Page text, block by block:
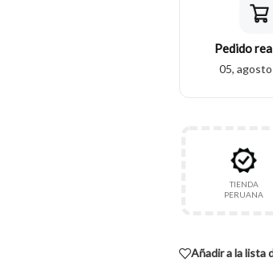
Pedido
05,
TIENDA
PERUANA
Añadir a la lista